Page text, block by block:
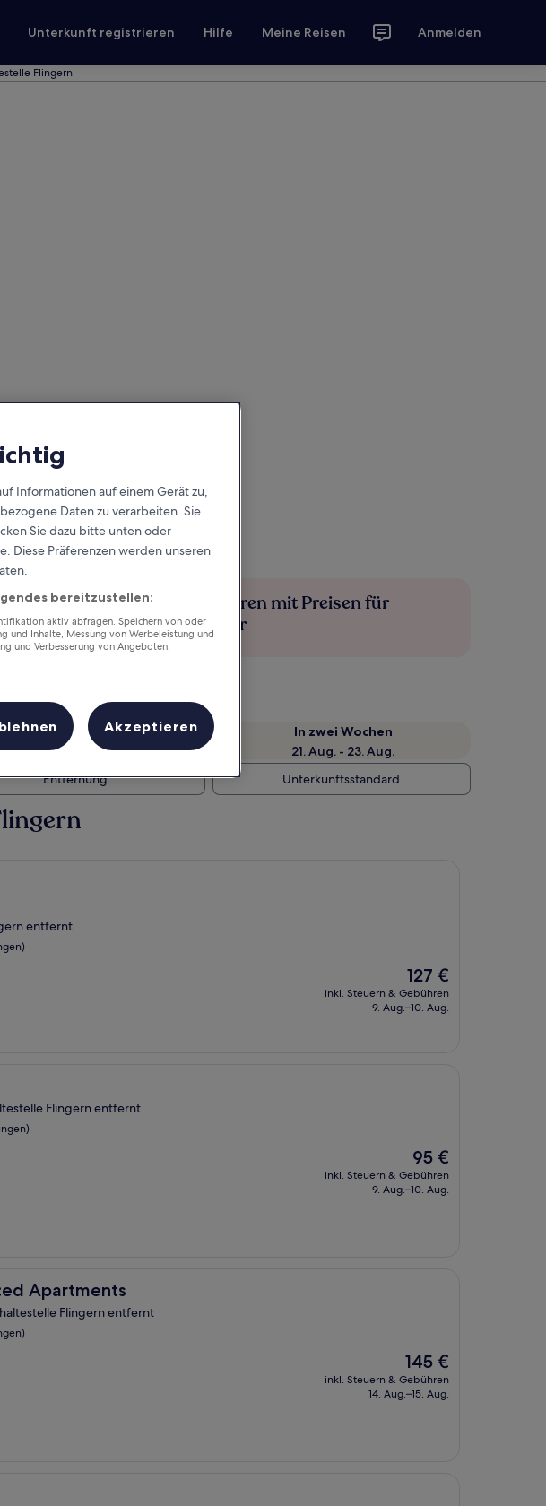
Unterkunft registrieren Hilfe Meine Reisen Anmelden
Flingern
Mehr sparen mit Preisen für
Mitglieder
Nächstes Wochenende
14. Aug. - 16. Aug.
In zwei Wochen
21. Aug. - 23. Aug.
Entfernung Unterkunftsstandard
entfernt
Der
Preis
beträgt
127 €
inkl. Steuern & Gebühren
9. Aug.–10. Aug.
Flingern entfernt
Der
Preis
beträgt
95 €
inkl. Steuern & Gebühren
9. Aug.–10. Aug.
Apartments
Flingern entfernt
Der
Preis
beträgt
145 €
inkl. Steuern & Gebühren
14. Aug.–15. Aug.
Informationen auf einem Gerät zu,
Daten zu verarbeiten. Sie
Sie dazu bitte unten oder
Diese Präferenzen werden unseren
bereitzustellen:
aktiv abfragen. Speichern von oder
und Inhalte, Messung von Werbeleistung und
und Verbesserung von Angeboten.
Akzeptieren